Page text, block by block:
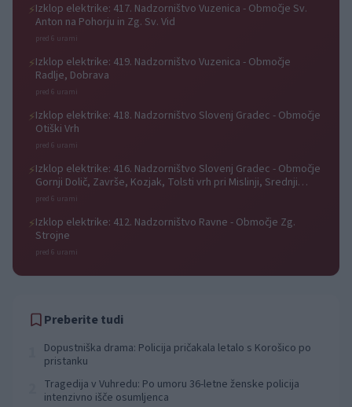
⚡Izklop elektrike: 417. Nadzorništvo Vuzenica - Območje Sv.
Anton na Pohorju in Zg. Sv. Vid
pred 6 urami
⚡Izklop elektrike: 419. Nadzorništvo Vuzenica - Območje
Radlje, Dobrava
pred 6 urami
⚡Izklop elektrike: 418. Nadzorništvo Slovenj Gradec - Območje
Otiški Vrh
pred 6 urami
⚡Izklop elektrike: 416. Nadzorništvo Slovenj Gradec - Območje
Gornji Dolič, Završe, Kozjak, Tolsti vrh pri Mislinji, Srednji
Dolič, Paka
pred 6 urami
⚡Izklop elektrike: 412. Nadzorništvo Ravne - Območje Zg.
Strojne
pred 6 urami
Preberite tudi
Dopustniška drama: Policija pričakala letalo s Korošico po
pristanku
Tragedija v Vuhredu: Po umoru 36-letne ženske policija
intenzivno išče osumljenca